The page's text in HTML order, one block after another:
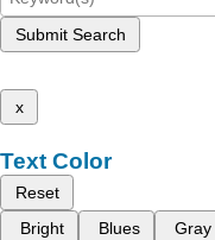
Submit Search
x
Text Color
Reset
Bright
Blues Gray